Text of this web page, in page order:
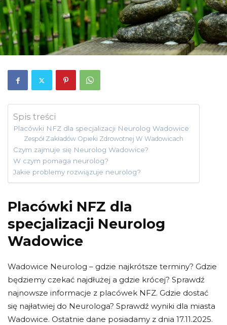
Spis treści
Placówki NFZ dla specjalizacji Neurolog Wadowice
Zespół Zakładów Opieki Zdrowotnej W Wadowicach
Czym zajmuje się Neurolog Wadowice?
W czym pomaga neurolog?
Jakie problemy rozwiązuje neurolog?
Placówki NFZ dla
specjalizacji Neurolog
Wadowice
Wadowice Neurolog – gdzie najkrótsze terminy? Gdzie
będziemy czekać najdłużej a gdzie krócej? Sprawdź
najnowsze informacje z placówek NFZ. Gdzie dostać
się najłatwiej do Neurologa? Sprawdź wyniki dla miasta
Wadowice. Ostatnie dane posiadamy z dnia 17.11.2025.